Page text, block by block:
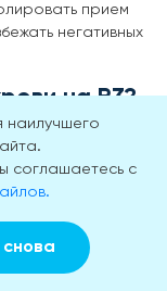
прием
негативных
на В3?
в крови
анализа
наилучшего
соглашаетесь с
врача на дом